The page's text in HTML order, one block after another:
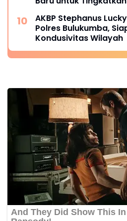
AKBP Stephanus
Polres Bulukumba,
Kondusivitas Wilayah